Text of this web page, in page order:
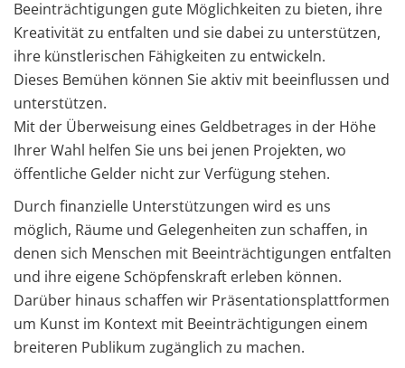
Beeinträchtigungen gute Möglichkeiten zu bieten, ihre
Kreativität zu entfalten und sie dabei zu unterstützen,
ihre künstlerischen Fähigkeiten zu entwickeln.
Dieses Bemühen können Sie aktiv mit beeinflussen und
unterstützen.
Mit der Überweisung eines Geldbetrages in der Höhe
Ihrer Wahl helfen Sie uns bei jenen Projekten, wo
öffentliche Gelder nicht zur Verfügung stehen.
Durch finanzielle Unterstützungen wird es uns
möglich, Räume und Gelegenheiten zun schaffen, in
denen sich Menschen mit Beeinträchtigungen entfalten
und ihre eigene Schöpfenskraft erleben können.
Darüber hinaus schaffen wir Präsentationsplattformen
um Kunst im Kontext mit Beeinträchtigungen einem
breiteren Publikum zugänglich zu machen.